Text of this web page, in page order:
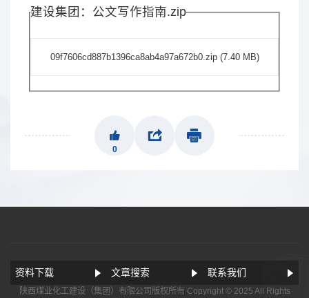
建设集团：公文写作指南.zip
09f7606cd887b1396ca8ab4a97a672b0.zip(7.40 MB)
0
资料下载 文章搜索 联系我们
陕西煤业化工建设（集团）有限公司版权所有 Copyright © 2025 All Rights